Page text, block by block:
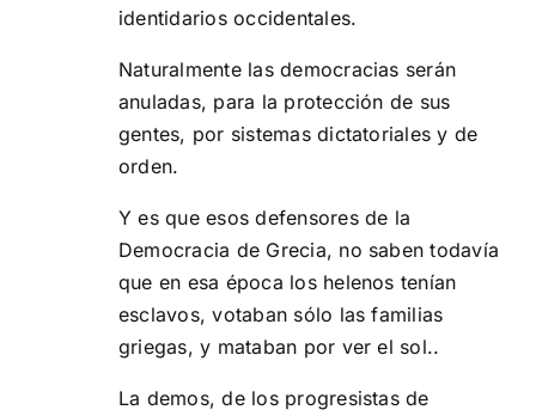
identidarios occidentales.
Naturalmente las democracias serán
anuladas, para la protección de sus
gentes, por sistemas dictatoriales y de
orden.
Y es que esos defensores de la
Democracia de Grecia, no saben todavía
que en esa época los helenos tenían
esclavos, votaban sólo las familias
griegas, y mataban por ver el sol..
La demos, de los progresistas de